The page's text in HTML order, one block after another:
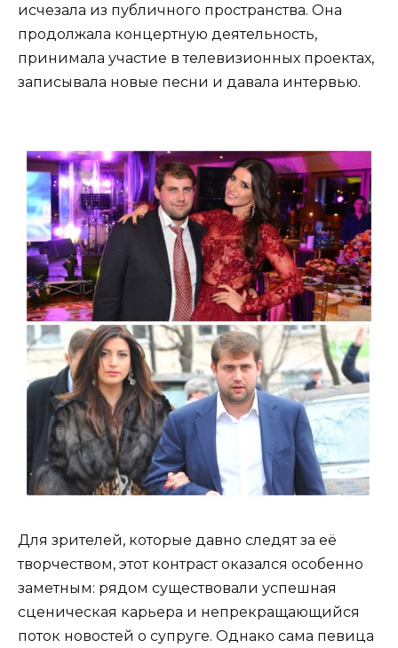
исчезала из публичного пространства. Она
продолжала концертную деятельность,
принимала участие в телевизионных проектах,
записывала новые песни и давала интервью.
Для зрителей, которые давно следят за её
творчеством, этот контраст оказался особенно
заметным: рядом существовали успешная
сценическая карьера и непрекращающийся
поток новостей о супруге. Однако сама певица